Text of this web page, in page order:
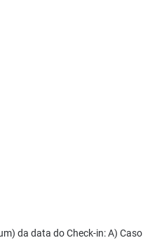
da data do Check-in: A) Caso